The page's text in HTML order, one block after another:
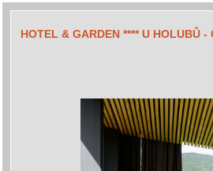
HOTEL & GARDEN **** U HOLUBŮ -